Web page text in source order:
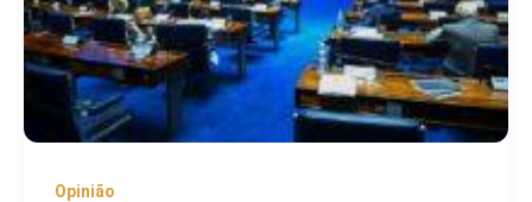
Opinião